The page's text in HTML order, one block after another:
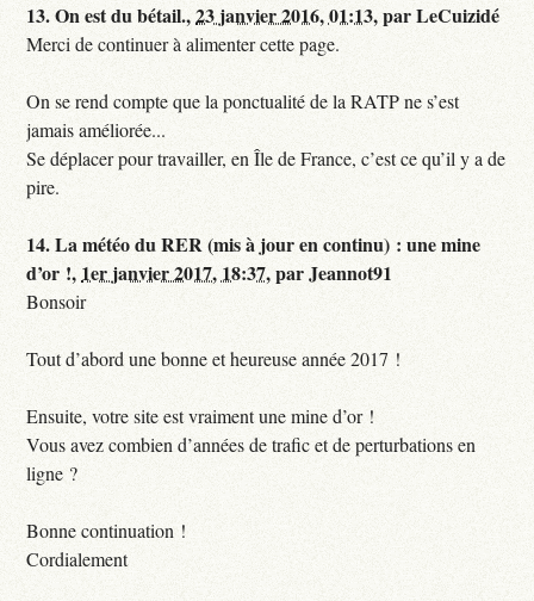
13.On est du bétail.,23 janvier 2016, 01:13,parLeCuizidé
Merci de continuer à alimenter cette page.
On se rend compte que la ponctualité de la RATP ne s’est
jamais améliorée...
Se déplacer pour travailler, en Île de France, c’est ce qu’il y a de
pire.
14.La météo du RER (mis à jour en continu) : une mine
d’or !, 1er janvier 2017, 18:37,parJeannot91
Bonsoir
Tout d’abord une bonne et heureuse année 2017 !
Ensuite, votre site est vraiment une mine d’or !
Vous avez combien d’années de trafic et de perturbations en
ligne ?
Bonne continuation !
Cordialement